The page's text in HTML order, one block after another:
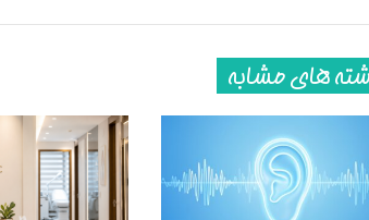
های مشابه